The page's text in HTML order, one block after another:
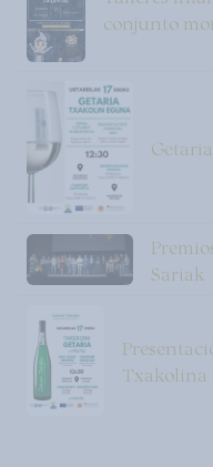
conjunto
Sariak
Txakolina